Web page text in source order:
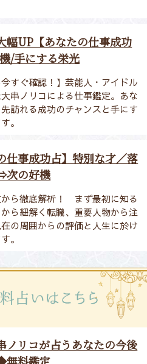
UP【あなたの仕事成功
/手にする栄光
すぐ確認！】芸能人・アイドル
串ノリコによる仕事鑑定。あな
訪れる成功のチャンスと手にす
。
仕事成功占】特別な才／落
次の好機
ら徹底解析！ まず最初に知る
ら紐解く転職、重要人物から注
の周囲からの評価と人生に於け
。
リコが占うあなたの今後